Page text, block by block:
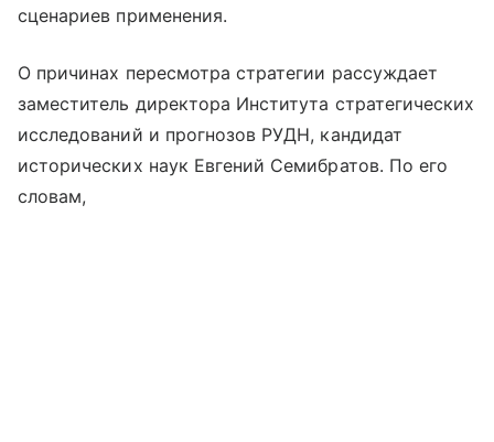
сценариев применения.
О причинах пересмотра стратегии рассуждает
заместитель директора Института стратегических
исследований и прогнозов РУДН, кандидат
исторических наук Евгений Семибратов. По его
словам,